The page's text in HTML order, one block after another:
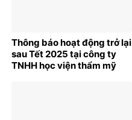
Thông báo hoạt động trở lại
sau Tết 2025 tại công ty
TNHH học viện thẩm mỹ